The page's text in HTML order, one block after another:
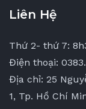
Liên Hệ
Thứ 2- thứ 7:
Điện thoại:
Địa chỉ: 25
1, Tp. Hồ Chí